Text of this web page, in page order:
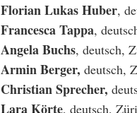
Florian Lukas Huber,
Francesca Tappa,
Angela Buchs, deutsch,
Armin Berger, deutsch,
Christian Sprecher,
Lara Körte, deutsch,